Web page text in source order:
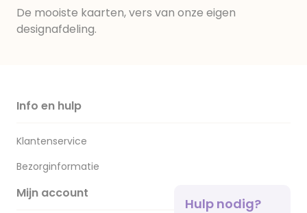
De mooiste kaarten, vers van onze eigen
designafdeling.
Info en hulp
Klantenservice
Bezorginformatie
Mijn account
Hulp nodig?